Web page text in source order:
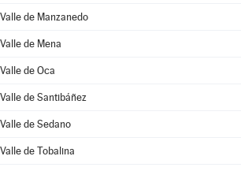
Valle de Manzanedo
Valle de Mena
Valle de Oca
Valle de Santibáñez
Valle de Sedano
Valle de Tobalina